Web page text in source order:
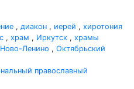
, диакон , иерей , хиротония
, храм , Иркутск , храмы
Ново-Ленино , Октябрьский
православный